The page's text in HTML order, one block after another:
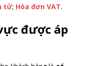
tử; Hóa đơn VAT.
được áp